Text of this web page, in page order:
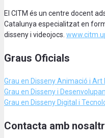
El CITM és un centre docent
Catalunya especialitzat en
disseny i videojocs.
Graus Oficials
Grau en Disseny Animació i Art
Grau en Disseny i
Grau en Disseny Digital i
Contacta amb